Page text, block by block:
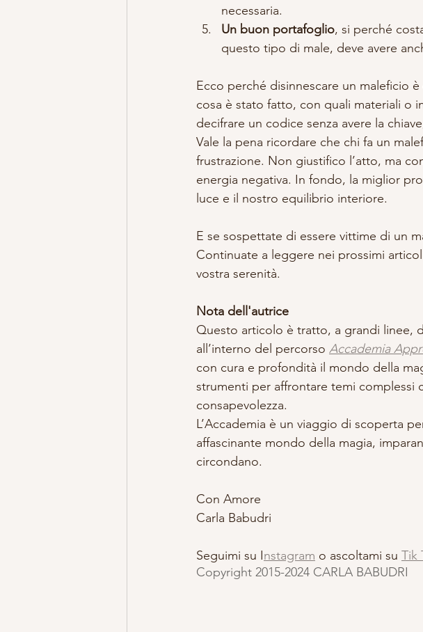
necessaria.
Un buon portafoglio, si perché
questo tipo di male, deve avere
Ecco perché disinnescare un maleficio
cosa è stato fatto, con quali materiali o
decifrare un codice senza avere la
Vale la pena ricordare che chi fa un
frustrazione. Non giustifico l’atto, ma
energia negativa. In fondo, la miglior
luce e il nostro equilibrio interiore.
E se sospettate di essere vittime di un
Continuate a leggere nei prossimi
vostra serenità.
Nota dell'autrice
Questo articolo è tratto, a grandi linee,
all’interno del percorso Accademia
con cura e profondità il mondo della
strumenti per affrontare temi complessi
consapevolezza.
L’Accademia è un viaggio di scoperta
affascinante mondo della magia,
circondano.
Con Amore
Carla Babudri
Seguimi su Instagram o ascoltami su Tik
Copyright 2015-2024 CARLA BABUDRI